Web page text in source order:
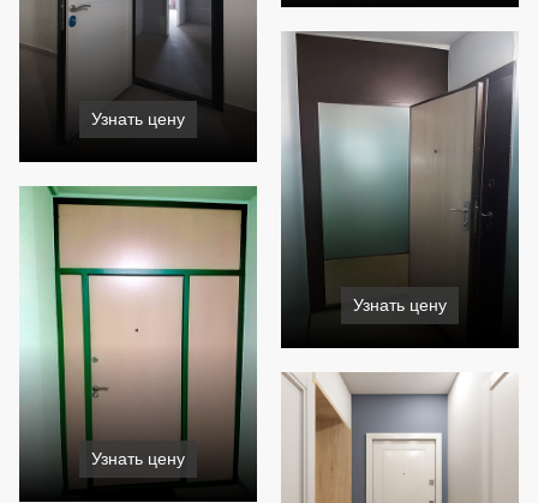
Узнать цену
Узнать цену
Узнать цену